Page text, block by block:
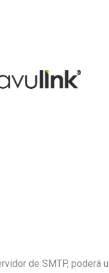
de SMTP, poderá